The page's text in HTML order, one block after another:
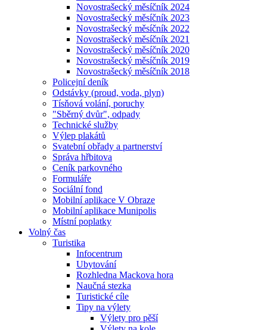
Novostrašecký měsíčník 2024
Novostrašecký měsíčník 2023
Novostrašecký měsíčník 2022
Novostrašecký měsíčník 2021
Novostrašecký měsíčník 2020
Novostrašecký měsíčník 2019
Novostrašecký měsíčník 2018
Policejní deník
Odstávky (proud, voda, plyn)
Tísňová volání, poruchy
"Sběrný dvůr", odpady
Technické služby
Výlep plakátů
Svatební obřady a partnerství
Správa hřbitova
Ceník parkovného
Formuláře
Sociální fond
Mobilní aplikace V Obraze
Mobilní aplikace Munipolis
Místní poplatky
Volný čas
Turistika
Infocentrum
Ubytování
Rozhledna Mackova hora
Naučná stezka
Turistické cíle
Tipy na výlety
Výlety pro pěší